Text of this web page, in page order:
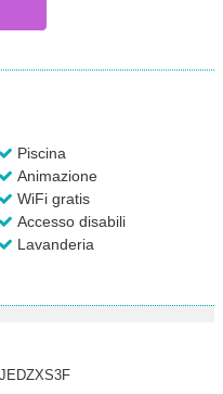
Piscina
Animazione
WiFi gratis
Accesso disabili
Lavanderia